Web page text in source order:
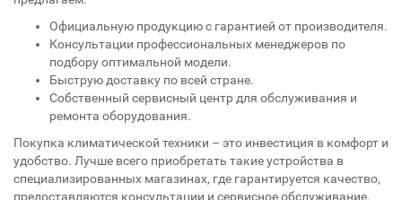
Официальную продукцию с гарантией от производителя.
Консультации профессиональных менеджеров по
подбору оптимальной модели.
Быструю доставку по всей стране.
Собственный сервисный центр для обслуживания и
ремонта оборудования.
Покупка климатической техники – это инвестиция в комфорт и
удобство. Лучше всего приобретать такие устройства в
специализированных магазинах, где гарантируется качество,
предоставляются консультации и сервисное обслуживание.